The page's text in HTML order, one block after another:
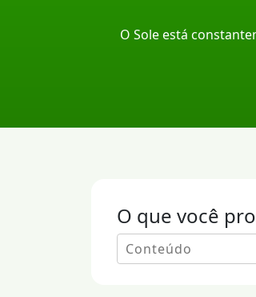
O Sole está
O que você